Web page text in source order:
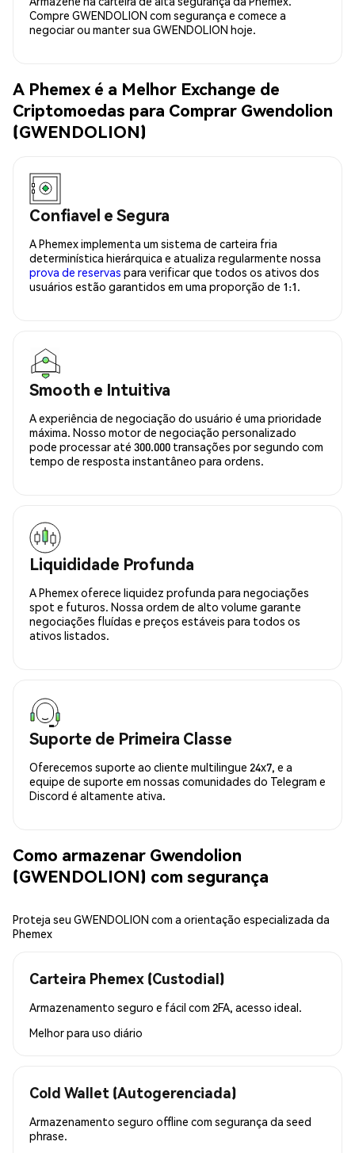
Compre GWENDOLION com segurança e comece a
negociar ou manter sua GWENDOLION hoje.
A Phemex é a Melhor Exchange de
Criptomoedas para Comprar Gwendolion
(GWENDOLION)
Confiavel e Segura
A Phemex implementa um sistema de carteira fria
determinística hierárquica e atualiza regularmente nossa
prova de reservas para verificar que todos os ativos dos
usuários estão garantidos em uma proporção de 1:1.
Smooth e Intuitiva
A experiência de negociação do usuário é uma prioridade
máxima. Nosso motor de negociação personalizado
pode processar até 300.000 transações por segundo com
tempo de resposta instantâneo para ordens.
Liquididade Profunda
A Phemex oferece liquidez profunda para negociações
spot e futuros. Nossa ordem de alto volume garante
negociações fluídas e preços estáveis para todos os
ativos listados.
Suporte de Primeira Classe
Oferecemos suporte ao cliente multilingue 24x7, e a
equipe de suporte em nossas comunidades do Telegram e
Discord é altamente ativa.
Como armazenar Gwendolion
(GWENDOLION) com segurança
Proteja seu GWENDOLION com a orientação especializada da
Phemex
Carteira Phemex (Custodial)
Armazenamento seguro e fácil com 2FA, acesso ideal.
Melhor para uso diário
Cold Wallet (Autogerenciada)
Armazenamento seguro offline com segurança da seed
phrase.